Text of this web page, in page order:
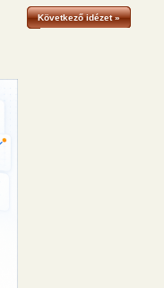
Következő idézet »